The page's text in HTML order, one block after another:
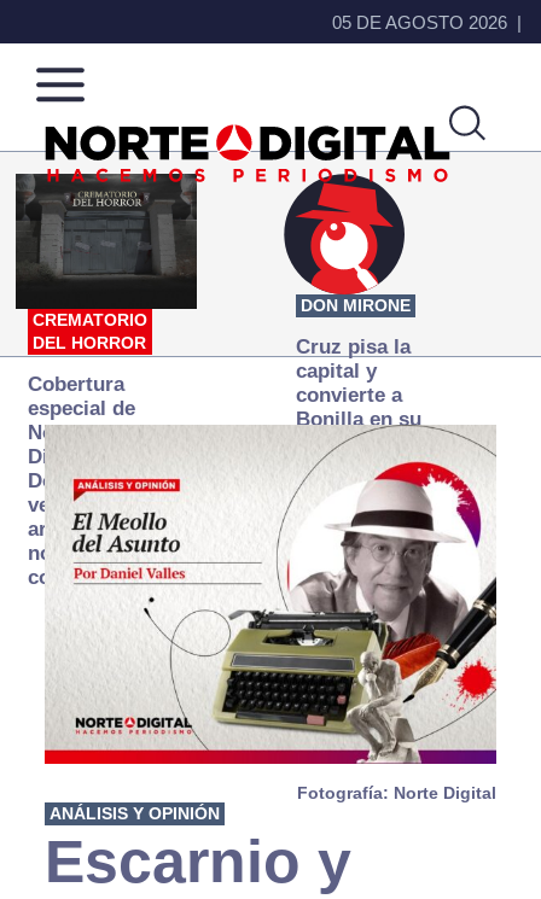
05 DE AGOSTO 2026
Norte
de
Ciudad
Más
que
noticias,
hacemos periodismo
CREMATORIO
DEL HORROR
Cobertura
especial de
Norte
Digital:
Donde la
verdad
arde… pero
no se
consume
DON MIRONE
Cruz pisa la
capital y
convierte a
Bonilla en su
primer blanco
Fotografía: Norte Digital
ANÁLISIS Y OPINIÓN
Escarnio y